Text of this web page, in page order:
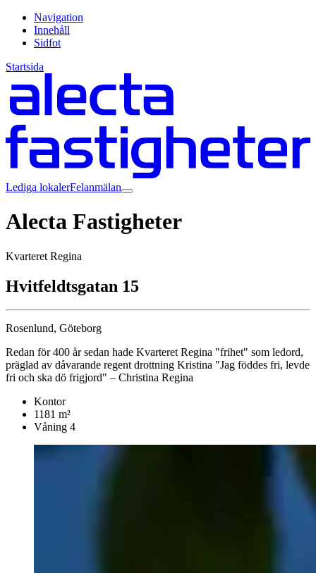
Navigation
Innehåll
Sidfot
Startsida
Lediga lokalerFelanmälan
Alecta Fastigheter
Kvarteret Regina
Hvitfeldtsgatan 15
Rosenlund, Göteborg
Redan för 400 år sedan hade Kvarteret Regina "frihet" som ledord,
präglad av dåvarande regent drottning Kristina "Jag föddes fri, levde
fri och ska dö frigjord" – Christina Regina
Kontor
1181 m²
Våning 4